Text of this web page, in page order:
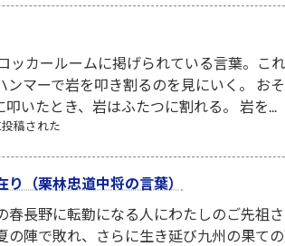
ッカールームに掲げられている言葉。こ
ンマーで岩を叩き割るのを見にいく。 お
叩いたとき、岩はふたつに割れる。 岩を...
稿された
（栗林忠道中将の言葉）
春長野に転勤になる人にわたしのご先祖
の陣で敗れ、さらに生き延び九州の果て